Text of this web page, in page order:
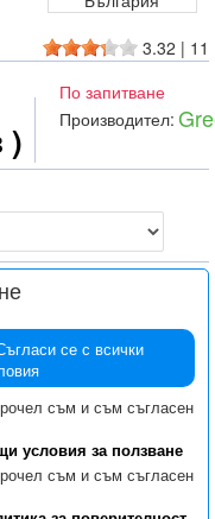
3.32 | 11
)
По запитване
Производител:
се с всички
съм и съм съгласен
условия за ползване
съм и съм съгласен